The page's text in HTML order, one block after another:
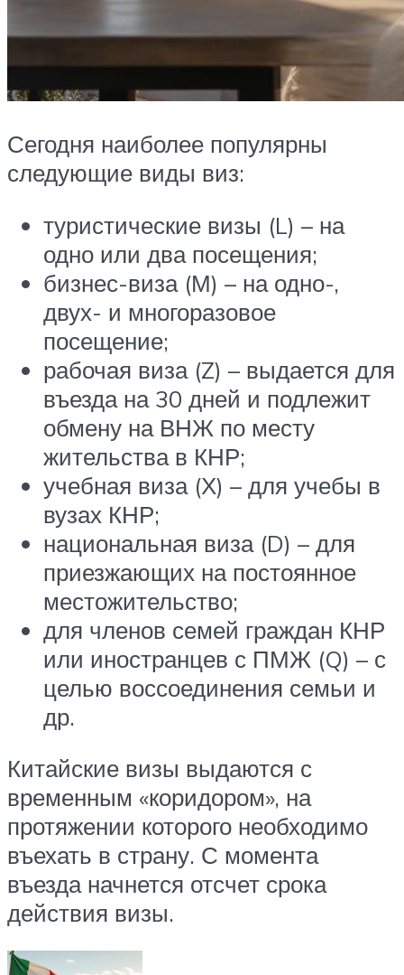
Сегодня наиболее популярны
следующие виды виз:
туристические визы (L) – на
одно или два посещения;
бизнес-виза (М) – на одно-,
двух- и многоразовое
посещение;
рабочая виза (Z) – выдается для
въезда на 30 дней и подлежит
обмену на ВНЖ по месту
жительства в КНР;
учебная виза (Х) – для учебы в
вузах КНР;
национальная виза (D) – для
приезжающих на постоянное
местожительство;
для членов семей граждан КНР
или иностранцев с ПМЖ (Q) – с
целью воссоединения семьи и
др.
Китайские визы выдаются с
временным «коридором», на
протяжении которого необходимо
въехать в страну. С момента
въезда начнется отсчет срока
действия визы.